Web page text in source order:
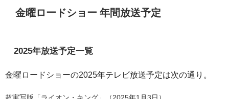
金曜ロードショー 年間放送予定
2025年放送予定一覧
金曜ロードショーの2025年テレビ放送予定は次の通り。
超実写版「ライオン・キング」（2025年1月3日）